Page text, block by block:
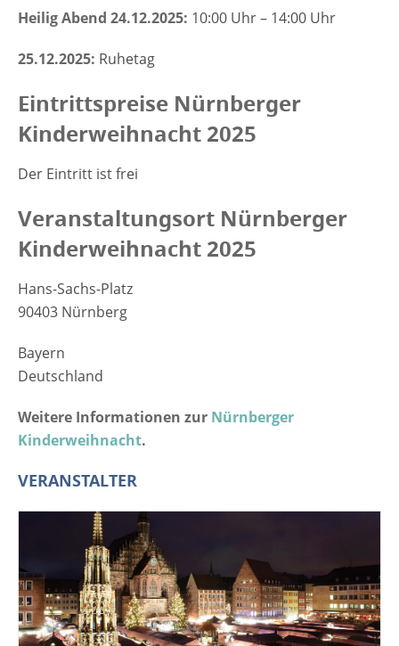
Heilig Abend 24.12.2025: 10:00 Uhr – 14:00 Uhr
25.12.2025: Ruhetag
Eintrittspreise Nürnberger
Kinderweihnacht 2025
Der Eintritt ist frei
Veranstaltungsort Nürnberger
Kinderweihnacht 2025
Hans-Sachs-Platz
90403 Nürnberg
Bayern
Deutschland
Weitere Informationen zur Nürnberger
Kinderweihnacht.
VERANSTALTER